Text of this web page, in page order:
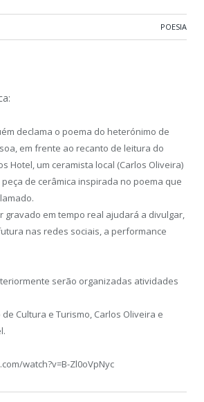
POESIA
declama o poema do heterónimo de
em frente ao recanto de leitura do
Hotel, um ceramista local (Carlos Oliveira)
de cerâmica inspirada no poema que
gravado em tempo real ajudará a divulgar,
nas redes sociais, a performance
serão organizadas atividades
Cultura e Turismo, Carlos Oliveira e
watch?v=B-Zl0oVpNyc